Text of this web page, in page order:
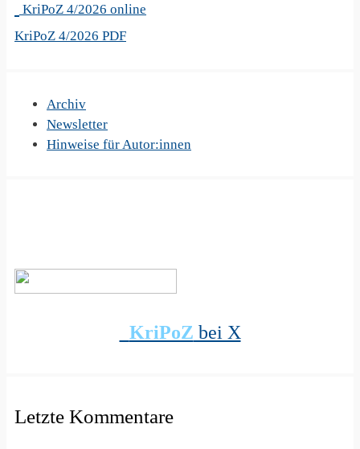
KriPoZ 4/2026 online
KriPoZ 4/2026 PDF
Archiv
Newsletter
Hinweise für Autor:innen
KriPoZ bei X
Letzte Kommentare